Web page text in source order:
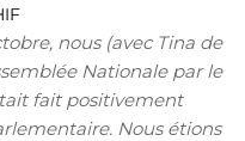
nous (avec Tina de
Nationale par le
fait positivement
Nous étions